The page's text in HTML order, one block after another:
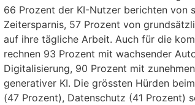
66 Prozent der KI-Nutzer berichten von
Zeitersparnis, 57 Prozent von
auf ihre tägliche Arbeit. Auch für die
rechnen 93 Prozent mit wachsender
Digitalisierung, 90 Prozent mit
generativer KI. Die grössten Hürden
(47 Prozent), Datenschutz (41 Prozent)